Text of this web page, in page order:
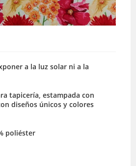
a la luz solar ni a la
tapicería, estampada con
diseños únicos y colores
poliéster